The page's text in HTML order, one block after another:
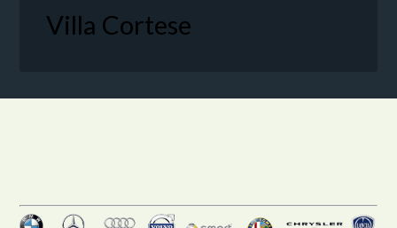
Villa Cortese